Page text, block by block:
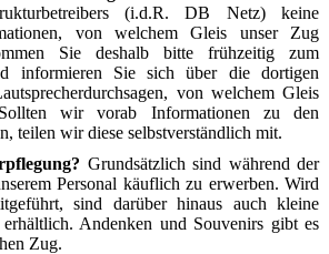
(i.d.R. DB Netz) keine
von welchem Gleis unser Zug
Sie deshalb bitte frühzeitig zum
informieren Sie sich über die dortigen
von welchem Gleis
wir vorab Informationen zu den
teilen wir diese selbstverständlich mit.
Grundsätzlich sind während der
Personal käuflich zu erwerben. Wird
sind darüber hinaus auch kleine
erhältlich. Andenken und Souvenirs gibt es
Zug.